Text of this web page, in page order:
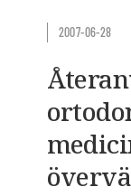
2007-06-28